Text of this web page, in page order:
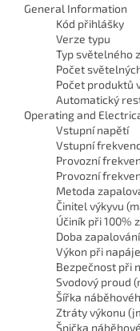
General Information
Kód přihlášky
Verze typu
Typ světelného
Počet
Počet produktů
Automatický
Operating and
Vstupní napětí
Vstupní
Provozní
Provozní
Metoda
Činitel výkyvu
Účiník při 100%
Doba
Výkon při
Bezpečnost při
Svodový proud
Šířka
Ztráty výkonu
Špička